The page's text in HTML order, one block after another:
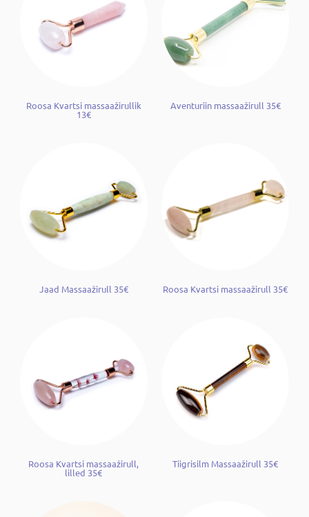
Roosa Kvartsi massaažirullik
13€
Aventuriin massaažirull 35€
Jaad Massaažirull 35€ Roosa Kvartsi massaažirull 35€
Roosa Kvartsi massaažirull,
lilled 35€
Tiigrisilm Massaažirull 35€